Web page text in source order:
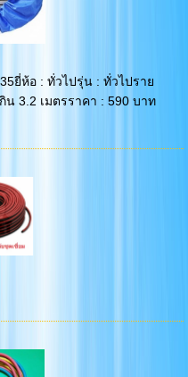
ยี่ห้อ : ทั่วไปรุ่น : ทั่วไปราย
น 3.2 เมตรราคา : 590 บาท